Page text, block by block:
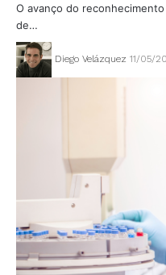
O avanço do
de…
Diego Velázquez 11/05/